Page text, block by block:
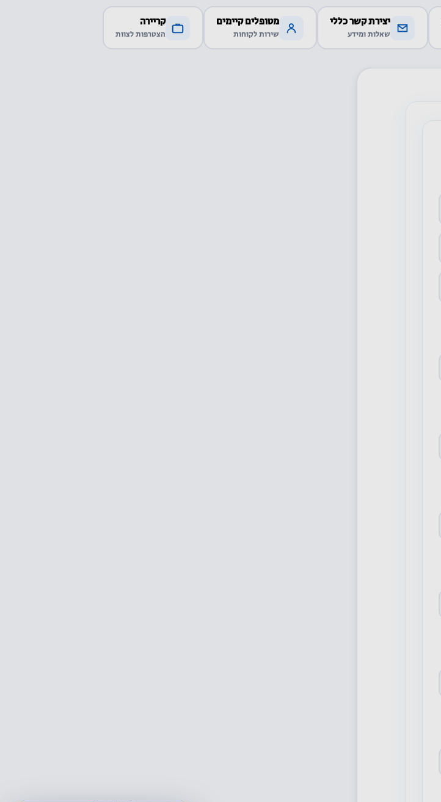
יצירת קשר כללי
שאלות ומידע
מטופלים קיימים
שירות לקוחות
קריירה
הצטרפות לצוות